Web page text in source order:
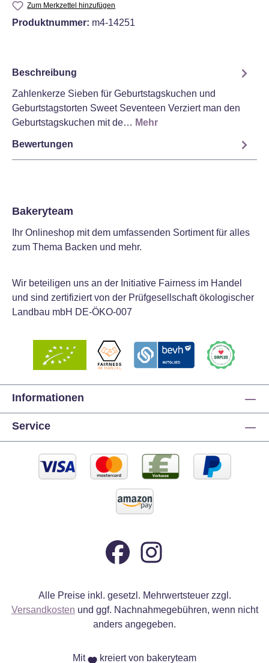
Zum Merkzettel hinzufügen
Produktnummer: m4-14251
Beschreibung
Zahlenkerze Sieben für Geburtstagskuchen und
Geburtstagstorten Sweet Seventeen Verziert man den
Geburtstagskuchen mit de… Mehr
Bewertungen
Bakeryteam
Ihr Onlineshop mit dem umfassenden Sortiment für alles
zum Thema Backen und mehr.
Wir beteiligen uns an der Initiative Fairness im Handel
und sind zertifiziert von der Prüfgesellschaft ökologischer
Landbau mbH DE-ÖKO-007
Informationen
Service
Alle Preise inkl. gesetzl. Mehrwertsteuer zzgl.
Versandkosten und ggf. Nachnahmegebühren, wenn nicht
anders angegeben.
Mit kreiert von bakeryteam